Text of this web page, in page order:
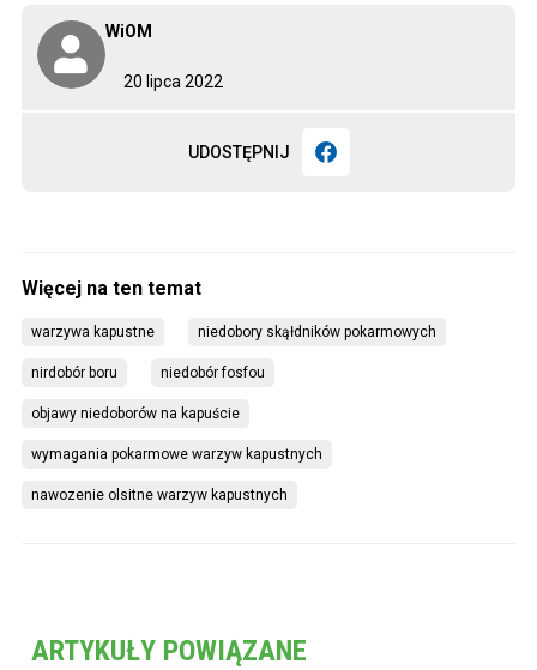
20 lipca 2022
WiOM
UDOSTĘPNIJ
warzywa kapustne niedobory skąłdników pokarmowych
nirdobór boru niedobór fosfou
objawy niedoborów na kapuście
wymagania pokarmowe warzyw kapustnych
nawozenie olsitne warzyw kapustnych
ARTYKUŁY POWIĄZANE